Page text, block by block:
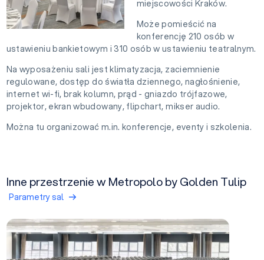
miejscowości Kraków.
Może pomieścić na
konferencję 210 osób w
ustawieniu bankietowym i 310 osób w ustawieniu teatralnym.
Na wyposażeniu sali jest klimatyzacja, zaciemnienie
regulowane, dostęp do światła dziennego, nagłośnienie,
internet wi-fi, brak kolumn, prąd - gniazdo trójfazowe,
projektor, ekran wbudowany, flipchart, mikser audio.
Można tu organizować m.in. konferencje, eventy i szkolenia.
Inne przestrzenie w Metropolo by Golden Tulip
Parametry sal
Shanghai A